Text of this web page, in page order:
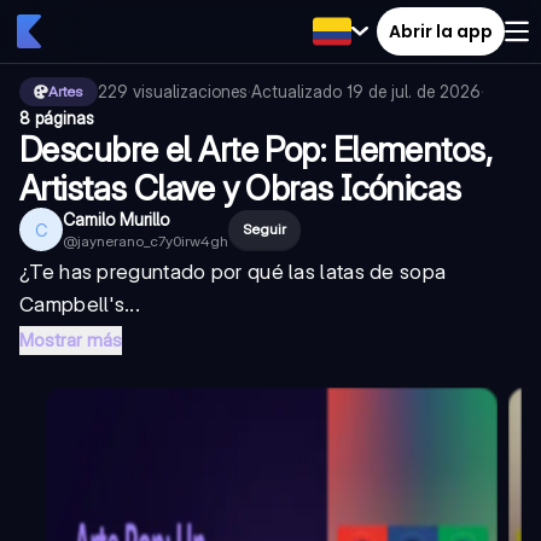
Abrir la app
Artes 229 visualizaciones·Actualizado 19 de jul. de 2026·
8 páginas
Descubre el Arte Pop: Elementos,
Artistas Clave y Obras Icónicas
C Camilo Murillo
@jaynerano_c7y0irw4gh
Seguir
¿Te has preguntado por qué las latas de sopa
Campbell's...
Mostrar más